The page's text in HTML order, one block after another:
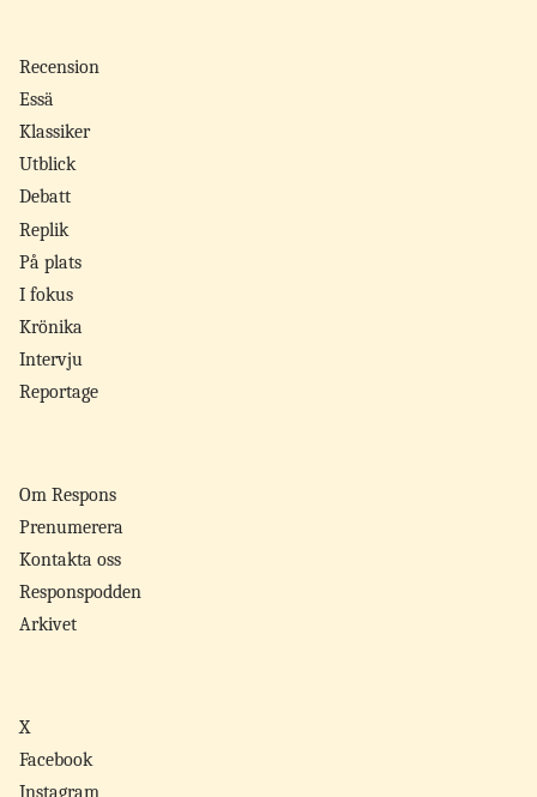
Recension
Essä
Klassiker
Utblick
Debatt
Replik
På plats
I fokus
Krönika
Intervju
Reportage
Om Respons
Prenumerera
Kontakta oss
Responspodden
Arkivet
X
Facebook
Instagram